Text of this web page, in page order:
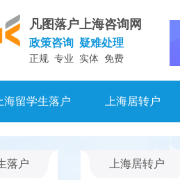
凡图落户上海咨询网
政策咨询 疑难处理
正规 专业 实体 免费
海留学生落户 上海居转户
落户 上海居转户